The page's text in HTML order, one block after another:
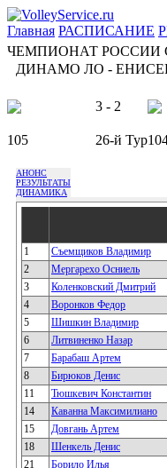
Главная РАСПИСАНИЕ
ЧЕМПИОНАТ РОССИИ
ДИНАМО ЛО -
3 - 2
105 26-й Тур
АНОНС
РЕЗУЛЬТАТЫ
ДИНАМИКА
1
Съемщиков Владимир
2
Мергарехо Осниель
3
Коленковский Дмитрий
4
Воронков Федор
5
Шишкин Владимир
6
Литвиненко Назар
7
Барабаш Артем
8
Бирюков Денис
11
Тюшкевич Константин
14
Каванна Максимилиано
15
Довгань Артем
18
Шенкель Денис
21
Борило Илья